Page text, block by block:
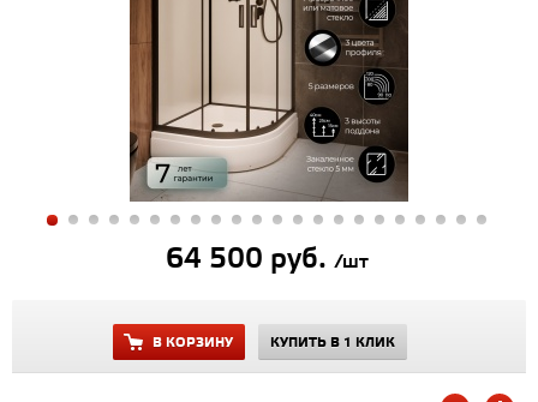
64 500 руб. /шт
В КОРЗИНУ КУПИТЬ В 1 КЛИК